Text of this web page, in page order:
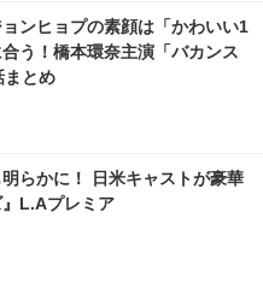
ンヒョプの素顔は「かわいい1
う！橋本環奈主演「バカンス
まとめ
らかに！ 日米キャストが豪華
L.Aプレミア